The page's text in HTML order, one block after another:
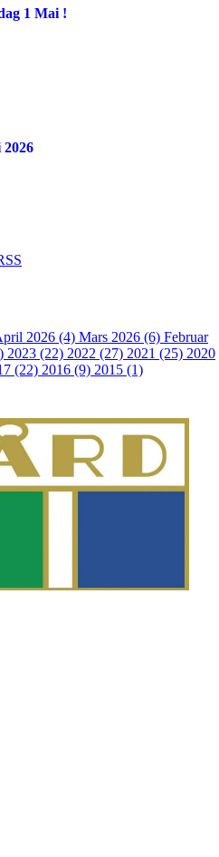
1 Mai !
2026
2026 (4) Mars 2026 (6) Februar
2023 (22) 2022 (27) 2021 (25) 2020
(22) 2016 (9) 2015 (1)